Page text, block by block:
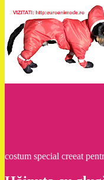
costum special creeat